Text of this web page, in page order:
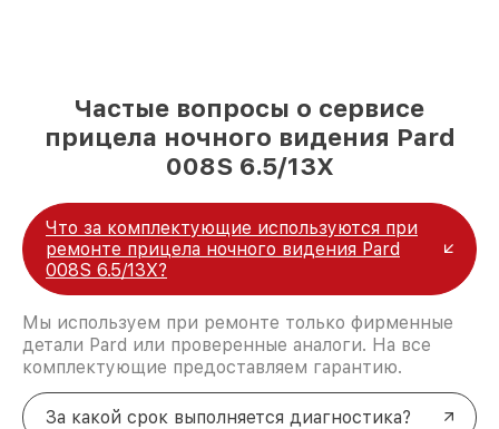
Частые вопросы о сервисе
прицела ночного видения Pard
008S 6.5/13X
Что за комплектующие используются при
ремонте прицела ночного видения Pard
008S 6.5/13X?
Мы используем при ремонте только фирменные
детали Pard или проверенные аналоги. На все
комплектующие предоставляем гарантию.
За какой срок выполняется диагностика?